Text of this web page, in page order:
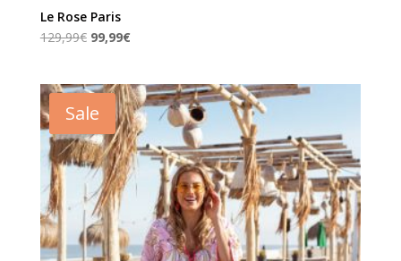
Le Rose Paris
129,99€ Ursprünglicher
129,99€
99,99€Aktueller
99,99€.
Sale